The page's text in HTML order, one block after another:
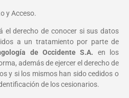
y Acceso.
el derecho de conocer si sus datos
a un tratamiento por parte de
de Occidente S.A. en los
además de ejercer el derecho de
y si los mismos han sido cedidos o
de los cesionarios.